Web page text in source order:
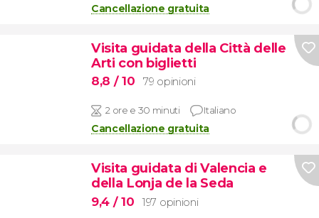
Cancellazione gratuita
Visita guidata della Città delle
Arti con biglietti
8,8 / 10 79 opinioni
2 ore e 30 minuti Italiano
Cancellazione gratuita
Visita guidata di Valencia e
della Lonja de la Seda
9,4 / 10 197 opinioni